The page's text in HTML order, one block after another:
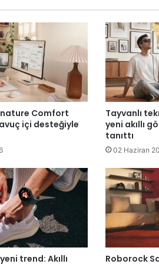
Comfort
avuç içi desteğiyle
Tayvanlı
yeni akıllı
tanıttı
02 Haziran
trend: Akıllı Roborock